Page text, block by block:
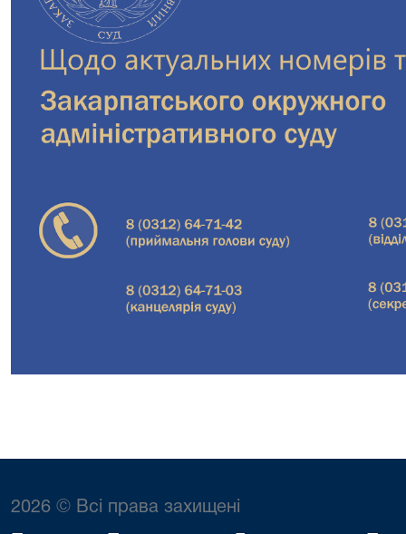
2026 © Всі права захищені